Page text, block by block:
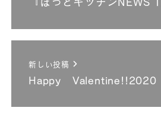
新しい投稿
Happy Valentine!!2020